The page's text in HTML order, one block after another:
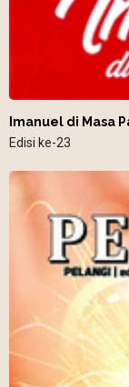
Imanuel di Masa
Edisi ke-23